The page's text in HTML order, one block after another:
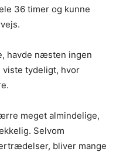
36 timer og kunne
havde næsten ingen
viste tydeligt, hvor
meget almindelige,
Selvom
bliver mange